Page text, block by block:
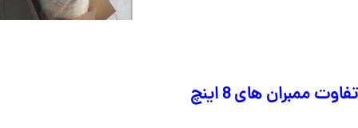
تفاوت ممبران های 8 اینچ